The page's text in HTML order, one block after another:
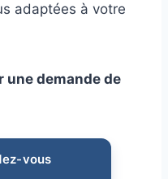
adaptées à votre
demande de
vous